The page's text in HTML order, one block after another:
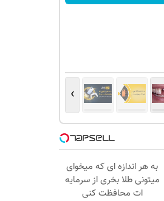
›
به هر اندازه ای که میخوای
میتونی طلا بخری از سرمایه
ات محافظت کنی